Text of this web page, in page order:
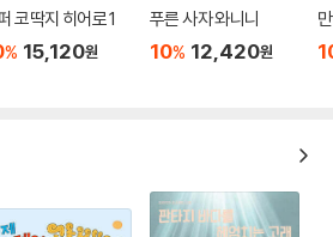
코딱지 히어로 1
% 15,120원
푸른 사자 와니니
10% 12,420원